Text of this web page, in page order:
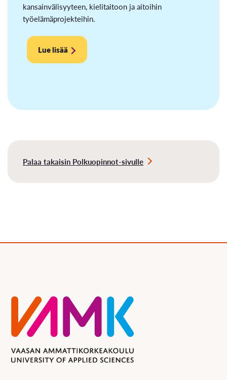
kansainvälisyyteen, kielitaitoon ja aitoihin
työelämäprojekteihin.
Lue lisää
Palaa takaisin Polkuopinnot-sivulle